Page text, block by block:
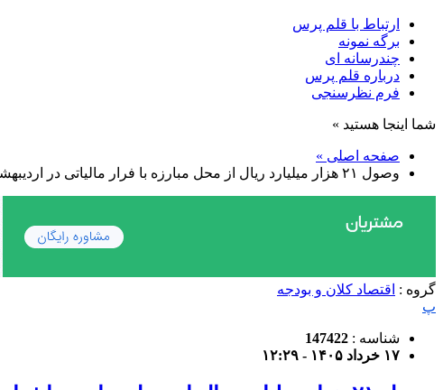
ارتباط با قلم پرس
برگه نمونه
چندرسانه ای
درباره قلم پرس
فرم نظرسنجی
شما اینجا هستید »
صفحه اصلی »
وصول ۲۱ هزار میلیارد ریال از محل مبارزه با فرار مالیاتی در اردیبهشت‌ماه
گروه : اقتصاد کلان و بودجه
پ
شناسه : 147422
۱۷ خرداد ۱۴۰۵ - ۱۲:۲۹